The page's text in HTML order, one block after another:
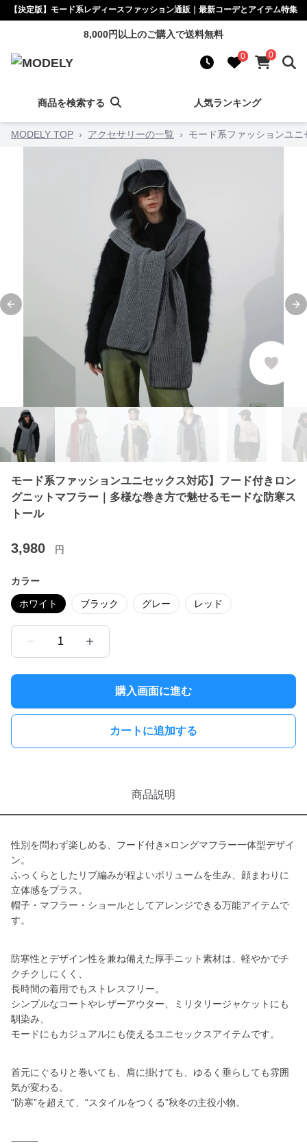
【決定版】モード系レディースファッション通販｜最新コーデとアイテム特集
8,000円以上のご購入で送料無料
0 0
商品を検索する 人気ランキング
MODELY TOP › アクセサリーの一覧 › モード系ファッションユ
Previous slide
モード系ファッションユニセックス対応】フード付きロン
グニットマフラー｜多様な巻き方で魅せるモードな防寒ス
トール
3,980 円
カラー
ホワイト ブラック グレー レッド
1
購入画面に進む
カートに追加する
商品説明
性別を問わず楽しめる、フード付き×ロングマフラー一体型デザイ
ン。
ふっくらとしたリブ編みが程よいボリュームを生み、顔まわりに
立体感をプラス。
帽子・マフラー・ショールとしてアレンジできる万能アイテムで
す。
防寒性とデザイン性を兼ね備えた厚手ニット素材は、軽やかでチ
クチクしにくく、
長時間の着用でもストレスフリー。
シンプルなコートやレザーアウター、ミリタリージャケットにも
馴染み、
モードにもカジュアルにも使えるユニセックスアイテムです。
首元にぐるりと巻いても、肩に掛けても、ゆるく垂らしても雰囲
気が変わる。
“防寒”を超えて、“スタイルをつくる”秋冬の主役小物。
⸻